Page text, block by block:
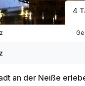
frei
4
an der Neiße